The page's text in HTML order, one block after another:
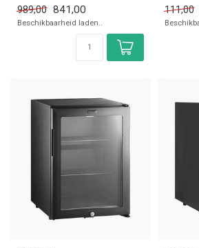
✓ ⌀32cm
989,00 841,00
Beschikbaarheid laden..
✓ 230
111,00